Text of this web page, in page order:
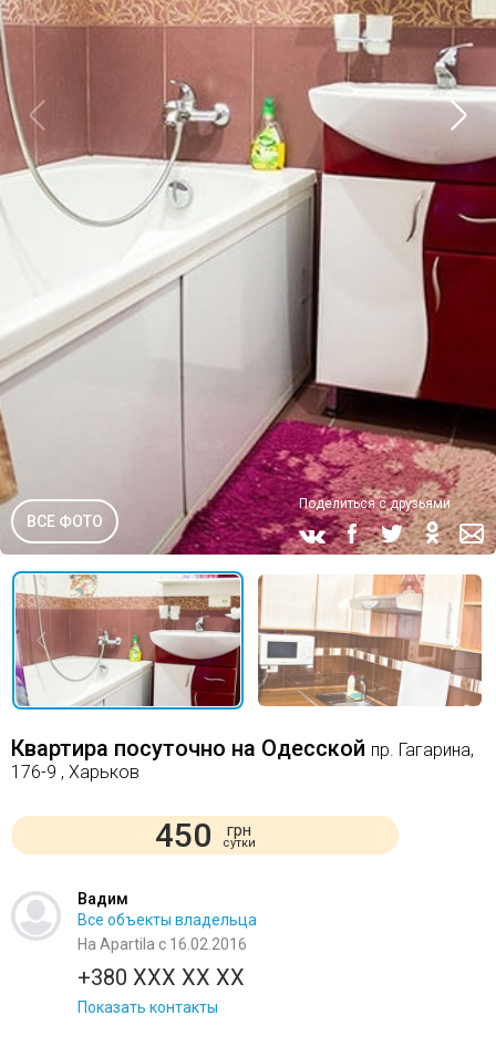
ВСЕ ФОТО
Поделиться с друзьями
Квартира посуточно на Одесской пр. Гагарина,
176-9 , Харьков
450 грн
сутки
Вадим
Все объекты владельца
На Apartila с 16.02.2016
+380 XXX XX XX
Показать контакты